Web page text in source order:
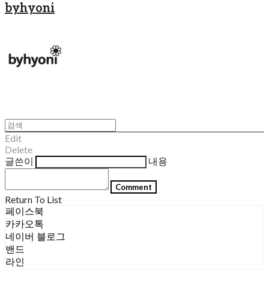
byhyoni
Edit
Delete
글쓴이
내용
Comment
Return To List
페이스북
카카오톡
네이버 블로그
밴드
라인